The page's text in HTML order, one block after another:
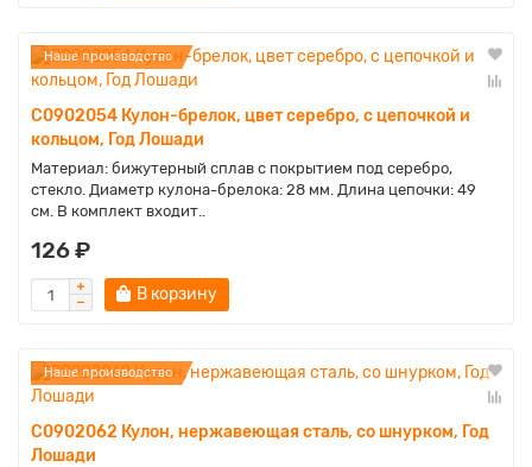
Наше производство
C0902054 Кулон-брелок, цвет серебро, с цепочкой и
кольцом, Год Лошади
Материал: бижутерный сплав с покрытием под серебро,
стекло. Диаметр кулона-брелока: 28 мм. Длина цепочки: 49
см. В комплект входит..
126 ₽
В корзину
Наше производство
C0902062 Кулон, нержавеющая сталь, со шнурком, Год
Лошади